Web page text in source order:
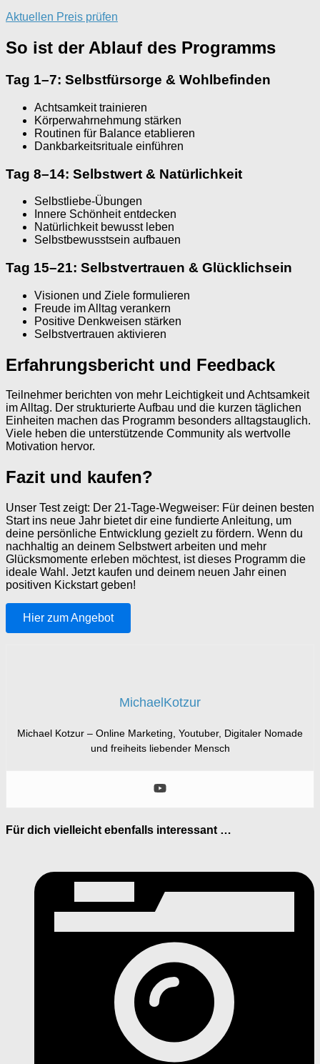
Aktuellen Preis prüfen
So ist der Ablauf des Programms
Tag 1–7: Selbstfürsorge & Wohlbefinden
Achtsamkeit trainieren
Körperwahrnehmung stärken
Routinen für Balance etablieren
Dankbarkeitsrituale einführen
Tag 8–14: Selbstwert & Natürlichkeit
Selbstliebe-Übungen
Innere Schönheit entdecken
Natürlichkeit bewusst leben
Selbstbewusstsein aufbauen
Tag 15–21: Selbstvertrauen & Glücklichsein
Visionen und Ziele formulieren
Freude im Alltag verankern
Positive Denkweisen stärken
Selbstvertrauen aktivieren
Erfahrungsbericht und Feedback
Teilnehmer berichten von mehr Leichtigkeit und Achtsamkeit
im Alltag. Der strukturierte Aufbau und die kurzen täglichen
Einheiten machen das Programm besonders alltagstauglich.
Viele heben die unterstützende Community als wertvolle
Motivation hervor.
Fazit und kaufen?
Unser Test zeigt: Der 21-Tage-Wegweiser: Für deinen besten
Start ins neue Jahr bietet dir eine fundierte Anleitung, um
deine persönliche Entwicklung gezielt zu fördern. Wenn du
nachhaltig an deinem Selbstwert arbeiten und mehr
Glücksmomente erleben möchtest, ist dieses Programm die
ideale Wahl. Jetzt kaufen und deinem neuen Jahr einen
positiven Kickstart geben!
Hier zum Angebot
MichaelKotzur
Michael Kotzur – Online Marketing, Youtuber, Digitaler Nomade
und freiheits liebender Mensch
Für dich vielleicht ebenfalls interessant …